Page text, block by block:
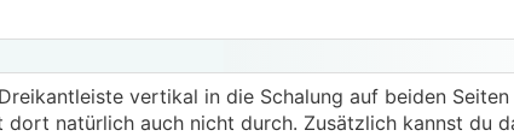
vertikal in die Schalung auf beiden
dort natürlich auch nicht durch. Zusätzlich kannst du